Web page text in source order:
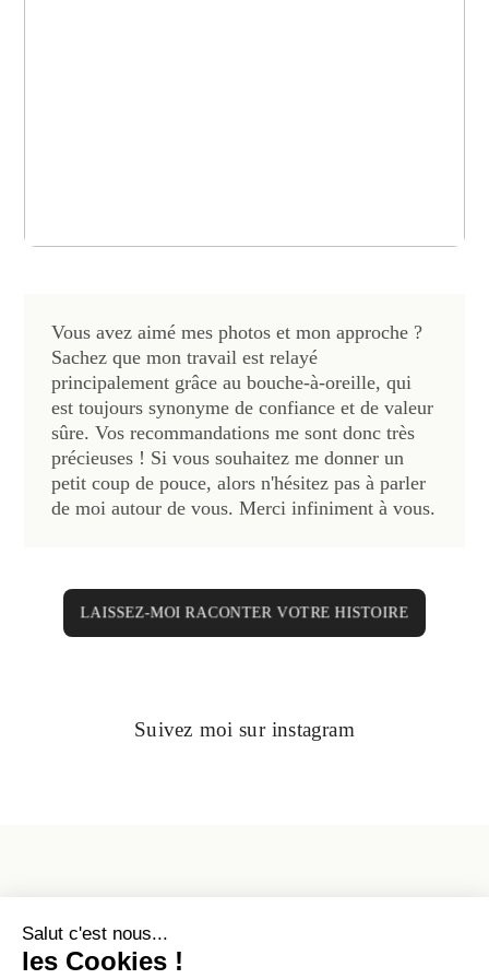
Vous avez aimé mes photos et mon approche ?
Sachez que mon travail est relayé
principalement grâce au bouche-à-oreille, qui
est toujours synonyme de confiance et de valeur
sûre. Vos recommandations me sont donc très
précieuses ! Si vous souhaitez me donner un
petit coup de pouce, alors n'hésitez pas à parler
de moi autour de vous. Merci infiniment à vous.
LAISSEZ-MOI RACONTER VOTRE HISTOIRE
Suivez moi sur instagram
Photographe professionnel depuis 2012
Nantes, Loire-Atlantique, Pays de la Loire